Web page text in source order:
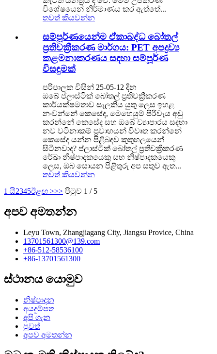
විශේෂයෙන් නිර්මාණය කර ඇත්තේ...
තවත් කියවන්න
සම්පූර්ණයෙන්ම ඒකාබද්ධ බෝතල්
ප්‍රතිචක්‍රීකරණ මාර්ගය: PET අපද්‍රව්‍ය
කළමනාකරණය සඳහා සම්පූර්ණ
විසඳුමක්
පරිපාලක විසින් 25-05-12 දින
ඔබේ ප්ලාස්ටික් බෝතල් ප්‍රතිචක්‍රීකරණ
කාර්යක්ෂමතාව සැලකිය යුතු ලෙස ඉහළ
නංවන්නේ කෙසේද, මෙහෙයුම් පිරිවැය අඩු
කරන්නේ කෙසේද සහ ඔබේ ව්‍යාපාරය සඳහා
නව වටිනාකම් ප්‍රවාහයන් විවෘත කරන්නේ
කෙසේද යන්න පිළිබඳව කුතුහලයෙන්
සිටිනවාද? ප්ලාස්ටික් බෝතල් ප්‍රතිචක්‍රීකරණ
රේඛා නිෂ්පාදකයෙකු සහ නිෂ්පාදකයෙකු
ලෙස, ඔබ සොයන පිළිතුරු අප සතුව ඇත...
තවත් කියවන්න
1 යි2345ඊළඟ >>> පිටුව 1 / 5
අපව අමතන්න
Leyu Town, Zhangjiagang City, Jiangsu Provice, China
13701561300@139.com
+86-512-58536100
+86-13701561300
ස්ථානය යොමුව
නිෂ්පාදන
අයදුම්පත
අපි ගැන
පුවත්
අපව අමතන්න